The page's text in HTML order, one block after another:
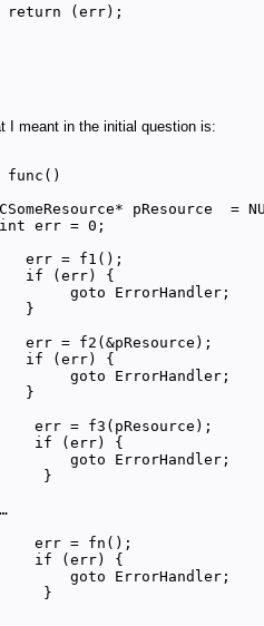
return (err);
I meant in the initial question is:
func()
pResource  =
err = 0;
err = f1();
if (err) {
goto ErrorHandler;
}
err = f2(&pResource);
if (err) {
goto ErrorHandler;
}
err = f3(pResource);
if (err) {
goto ErrorHandler;
}
err = fn();
if (err) {
goto ErrorHandler;
}